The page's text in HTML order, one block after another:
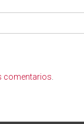
comentarios